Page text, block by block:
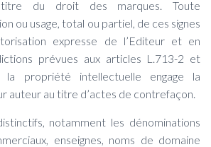
du droit des marques. Toute
ou usage, total ou partiel, de ces signes
expresse de l’Editeur et en
prévues aux articles L.713-2 et
la propriété intellectuelle engage la
auteur au titre d’actes de contrefaçon.
notamment les dénominations
enseignes, noms de domaine